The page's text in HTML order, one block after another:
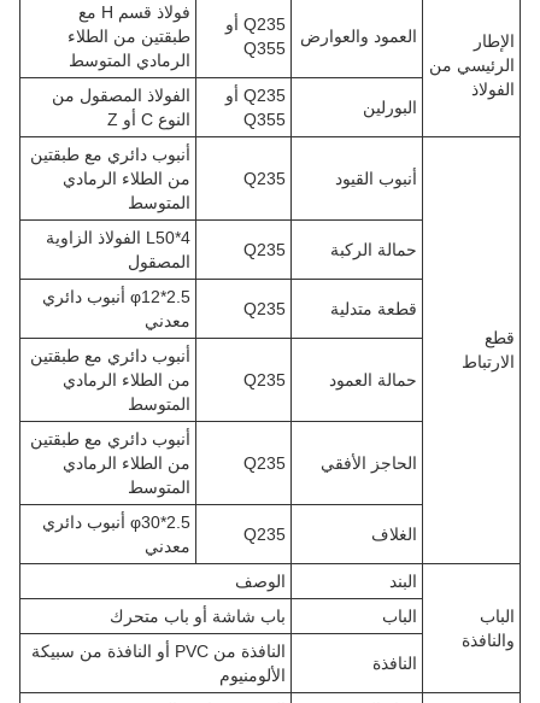
الإطار
الرئيسي من
الفولاذ
العمود والعوارض
Q235 أو
Q355
فولاذ قسم H مع
طبقتين من الطلاء
الرمادي المتوسط
البورلين
Q235 أو
Q355
الفولاذ المصقول من
النوع C أو Z
قطع
الارتباط
أنبوب القيود Q235
أنبوب دائري مع طبقتين
من الطلاء الرمادي
المتوسط
حمالة الركبة Q235
L50*4 الفولاذ الزاوية
المصقول
قطعة متدلية Q235
φ12*2.5 أنبوب دائري
معدني
حمالة العمود Q235
أنبوب دائري مع طبقتين
من الطلاء الرمادي
المتوسط
الحاجز الأفقي Q235
أنبوب دائري مع طبقتين
من الطلاء الرمادي
المتوسط
الغلاف Q235
φ30*2.5 أنبوب دائري
معدني
الباب
والنافذة
البند
الوصف
الباب
باب شاشة أو باب متحرك
النافذة
النافذة من PVC أو النافذة من سبيكة
الألومنيوم